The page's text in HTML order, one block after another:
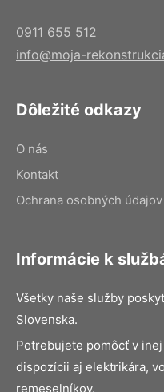
0911 655 512
info@moja-
Dôležité odkazy
O nás
Kontakt
Ochrana osobných údajov
Informácie k
Všetky naše služby
Slovenska.
Potrebujete pomôcť v
dispozícii aj elektrikára,
remeselníkov.